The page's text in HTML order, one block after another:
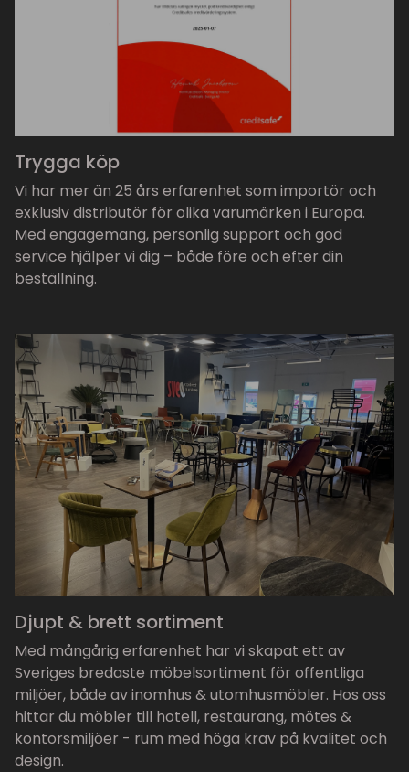
Trygga köp
Vi har mer än 25 års erfarenhet som importör och
exklusiv distributör för olika varumärken i Europa.
Med engagemang, personlig support och god
service hjälper vi dig – både före och efter din
beställning.
Djupt & brett sortiment
Med mångårig erfarenhet har vi skapat ett av
Sveriges bredaste möbelsortiment för offentliga
miljöer, både av inomhus & utomhusmöbler. Hos oss
hittar du möbler till hotell, restaurang, mötes &
kontorsmiljöer - rum med höga krav på kvalitet och
design.